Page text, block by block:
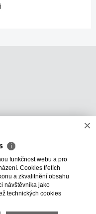
×
ℹ
funkčnost webu a pro
Cookies třetích
a zkvalitnění obsahu
návštěvníka jako
technických cookies